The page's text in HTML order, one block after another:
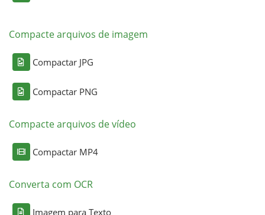
Compacte arquivos de imagem
Compactar JPG
Compactar PNG
Compacte arquivos de vídeo
Compactar MP4
Converta com OCR
Imagem para Texto